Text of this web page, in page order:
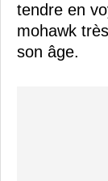
tendre en
mohawk
son âge.